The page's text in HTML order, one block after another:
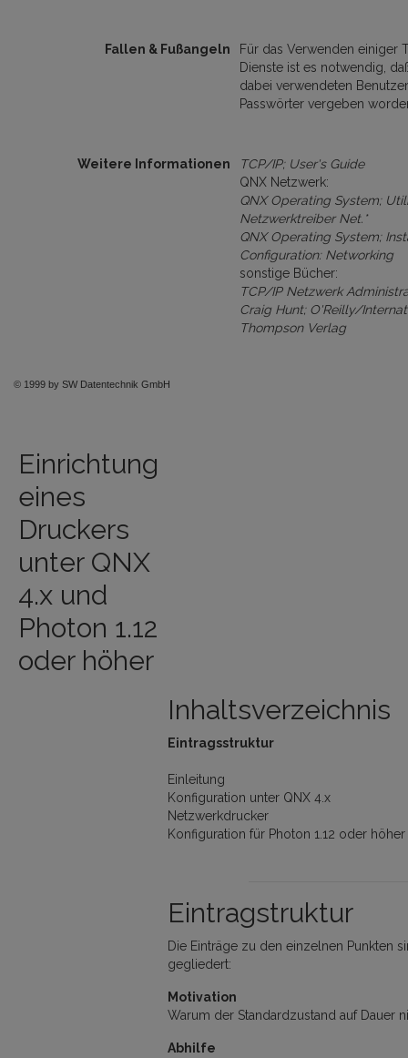
Fallen & Fußangeln
Für das Verwenden einiger
Dienste ist es notwendig,
dabei verwendeten Benutzer
Passwörter vergeben
Weitere Informationen
TCP/IP; User's Guide
QNX Netzwerk:
QNX Operating System;
Netzwerktreiber Net.*
QNX Operating System;
Configuration: Networking
sonstige Bücher:
TCP/IP Netzwerk
Craig Hunt; O'Reilly/
Thompson Verlag
© 1999 by SW Datentechnik GmbH
Einrichtung
eines
Druckers
unter QNX
4.x und
Photon 1.12
oder höher
Inhaltsverzeichnis
Eintragsstruktur
Einleitung
Konfiguration unter QNX 4.x
Netzwerkdrucker
Konfiguration für Photon 1.12 oder höher
Eintragstruktur
Die Einträge zu den einzelnen Punkten
gegliedert:
Motivation
Warum der Standardzustand auf Dauer
Abhilfe